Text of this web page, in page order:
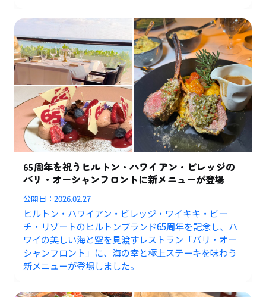
65周年を祝うヒルトン・ハワイアン・ビレッジの
バリ・オーシャンフロントに新メニューが登場
公開日：2026.02.27
ヒルトン・ハワイアン・ビレッジ・ワイキキ・ビー
チ・リゾートのヒルトンブランド65周年を記念し、ハ
ワイの美しい海と空を見渡すレストラン「バリ・オー
シャンフロント」に、海の幸と極上ステーキを味わう
新メニューが登場しました。